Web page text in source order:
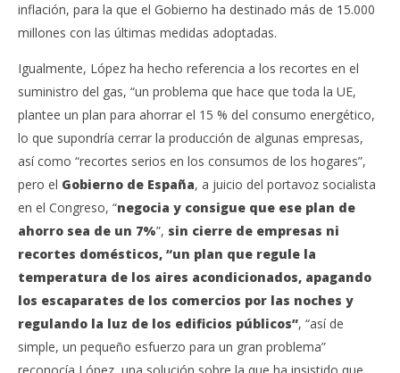
inflación, para la que el Gobierno ha destinado más de 15.000
millones con las últimas medidas adoptadas.
Igualmente, López ha hecho referencia a los recortes en el
suministro del gas, “un problema que hace que toda la UE,
plantee un plan para ahorrar el 15 % del consumo energético,
lo que supondría cerrar la producción de algunas empresas,
así como “recortes serios en los consumos de los hogares”,
pero el Gobierno de España, a juicio del portavoz socialista
en el Congreso, “negocia y consigue que ese plan de
ahorro sea de un 7%”, sin cierre de empresas ni
recortes domésticos, “un plan que regule la
temperatura de los aires acondicionados, apagando
los escaparates de los comercios por las noches y
regulando la luz de los edificios públicos”, “así de
simple, un pequeño esfuerzo para un gran problema”